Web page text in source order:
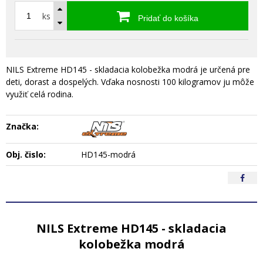
ks Pridať do košíka
NILS Extreme HD145 - skladacia kolobežka modrá je určená pre
deti, dorast a dospelých. Vďaka nosnosti 100 kilogramov ju môže
využiť celá rodina.
Značka:
Obj. čislo: HD145-modrá
NILS Extreme HD145 - skladacia
kolobežka modrá